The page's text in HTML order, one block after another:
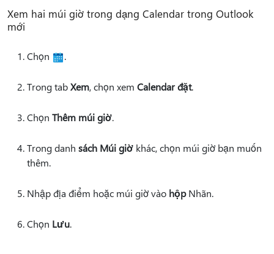
Xem hai múi giờ trong dạng Calendar trong Outlook
mới
Chọn .
Trong tabXem, chọn xem Calendar đặt.
Chọn Thêm múi giờ.
Trong danh sách Múi giờ khác, chọn múi giờ bạn muốn
thêm.
Nhập địa điểm hoặc múi giờ vào hộpNhãn.
Chọn Lưu.